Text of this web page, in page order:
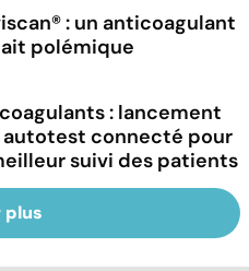
: un anticoagulant
polémique
: lancement
autotest connecté pour
suivi des patients
plus